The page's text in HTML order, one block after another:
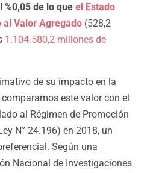
%0,05 de lo que el Estado
al Valor Agregado (528,2
1.104.580,2 millones de
de su impacto en la
este valor con el
al Régimen de Promoción
N° 24.196) en 2018, un
Según una
Nacional de Investigaciones